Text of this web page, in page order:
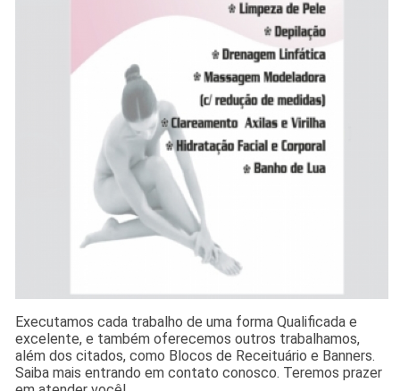
Executamos cada trabalho de uma forma Qualificada e
excelente, e também oferecemos outros trabalhamos,
além dos citados, como Blocos de Receituário e Banners.
Saiba mais entrando em contato conosco. Teremos prazer